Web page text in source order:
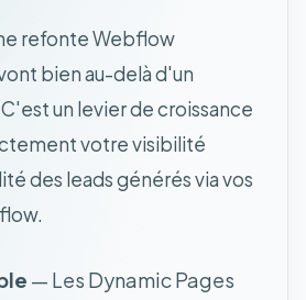
refonte Webflow
bien au-delà d'un
un levier de croissance
votre visibilité
des leads générés via vos
— Les Dynamic Pages